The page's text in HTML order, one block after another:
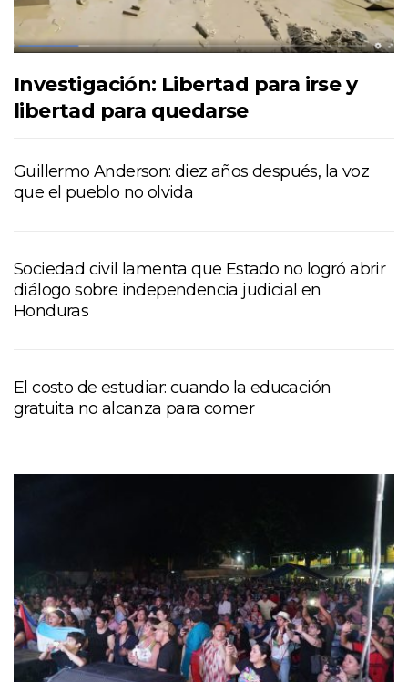
Investigación: Libertad para irse y
libertad para quedarse
Guillermo Anderson: diez años después, la voz
que el pueblo no olvida
Sociedad civil lamenta que Estado no logró abrir
diálogo sobre independencia judicial en
Honduras
El costo de estudiar: cuando la educación
gratuita no alcanza para comer